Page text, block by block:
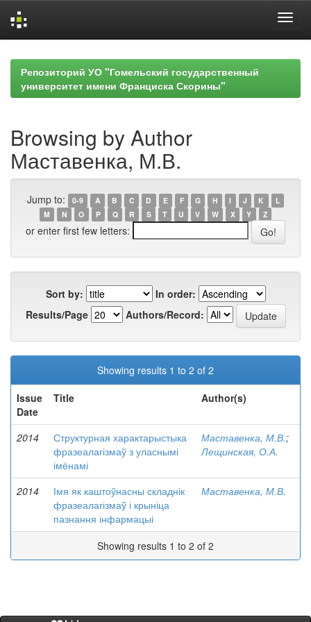
navigationРепозиторий УО "Гомельский государственный
университет имени Франциска Скорины"
Browsing by Author
Маставенка, М.В.
Jump to: 0-9 A B C D E F G H I J K
L
M
N O P Q R S T U V W X Y Z
or enter first few letters:
Sort by:
In order:
Results/Page
Authors/Record:
Showing results 1 to 2 of 2
Issue
Date
Title Author(s)
2014
Структурная характарыстыка
фразеалагізмаў з уласнымі
імёнамі
Маставенка, М.В.;
Лещинская, О.А.
2014
Імя як каштоўнасны складнік
фразеалагізмаў і крыніца
пазнання інфармацыі
Маставенка, М.В.
Showing results 1 to 2 of 2